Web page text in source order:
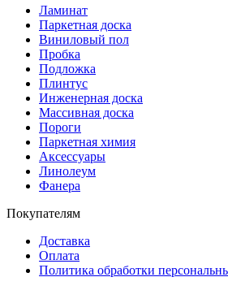
Ламинат
Паркетная доска
Виниловый пол
Пробка
Подложка
Плинтус
Инженерная доска
Массивная доска
Пороги
Паркетная химия
Аксессуары
Линолеум
Фанера
Покупателям
Доставка
Оплата
Политика обработки